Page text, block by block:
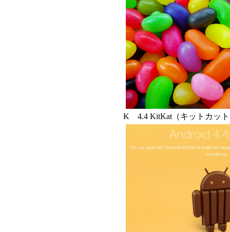
K 4.4 KitKat（キットカッ